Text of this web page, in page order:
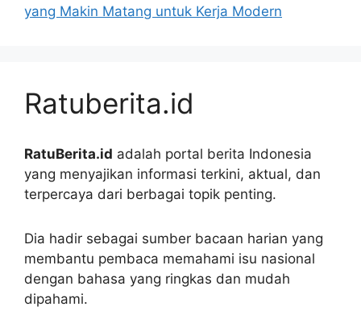
yang Makin Matang untuk Kerja Modern
Ratuberita.id
RatuBerita.id adalah portal berita Indonesia
yang menyajikan informasi terkini, aktual, dan
terpercaya dari berbagai topik penting.
Dia hadir sebagai sumber bacaan harian yang
membantu pembaca memahami isu nasional
dengan bahasa yang ringkas dan mudah
dipahami.